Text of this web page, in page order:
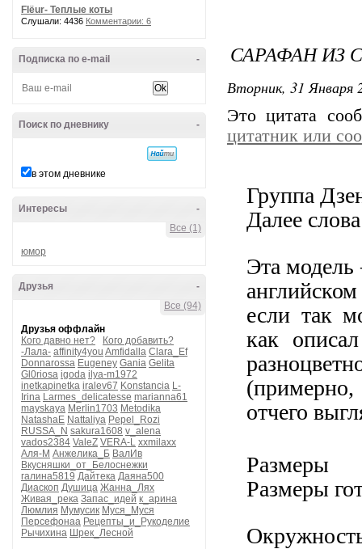
Flёur- Теплые коты
Слушали: 4436 Комментарии: 6
-
Подписка по e-mail
-
Поиск по дневнику
в этом дневнике
-
Интересы
Все (1)
юмор
-
Друзья
Все (94)
Друзья оффлайн
Кого давно нет?
Кого добавить?
-Лала- affinity4you Amfidalla Clara_Ef
Donnarossa Eugeney Gania Gelita
Gl0riosa igoda ilya-m1972
inetkapinetka iralev67 Konstancia L-
Irina Larmes_delicatesse marianna61
mayskaya Merlin1703 Metodika
NatashaE Nattaliya Pepel_Rozi
RUSSA_N sakura1608 v_alena
vados2384 ValeZ VERA-L xxmilaxx
Аля-М Анжелика_Б ВалИв
Вкусняшки_от_Белоснежки
галина5819 Дайтека Даяна500
Диаскоп Душица Жанна_Лях
Живая_река Запас_идей к_арина
Люмлия Мумусик Муся_Муся
Персефонаа Рецепты_и_Рукоделие
Рычихина Шрек_Лесной
САРАФАН ИЗ
Вторник, 31 Января
Это цитата
цитатник или
Группа
Далее
Эта
если так
как
отчего
Размеры
Размеры